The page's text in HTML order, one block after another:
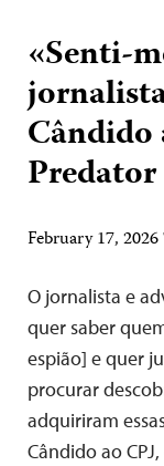
«Senti-
Cândido
Predator
February 17,
O jornalista e
quer saber
espião] e quer
procurar
adquiriram
Cândido ao